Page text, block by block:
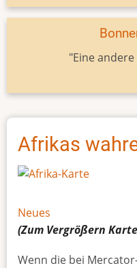
"Eine
Afrikas
Neues
(Zum Vergrößern Karte
Wenn die bei